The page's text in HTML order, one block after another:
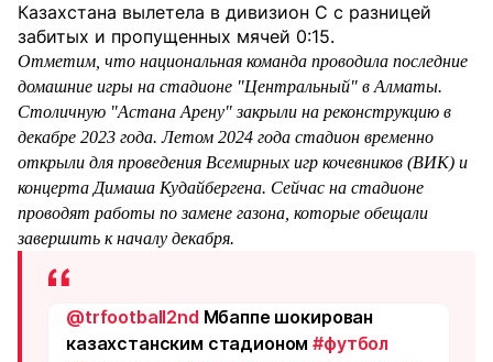
Казахстана вылетела в дивизион C c разницей
забитых и пропущенных мячей 0:15.
Отметим, что национальная команда проводила последние
домашние игры на стадионе "Центральный" в Алматы.
Столичную "Астана Арену" закрыли на реконструкцию в
декабре 2023 года. Летом 2024 года стадион временно
открыли для проведения Всемирных игр кочевников (ВИК) и
концерта Димаша Кудайбергена. Сейчас на стадионе
проводят работы по замене газона, которые обещали
завершить к началу декабря.
@trfootball2nd Мбаппе шокирован
казахстанским стадионом#футбол